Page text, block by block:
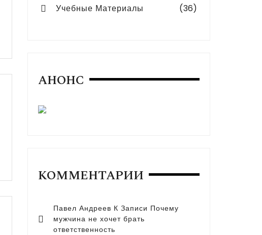
Учебные Материалы
(36)
АНОНС
КОММЕНТАРИИ
Павел Андреев К Записи Почему
мужчина не хочет брать
ответственность